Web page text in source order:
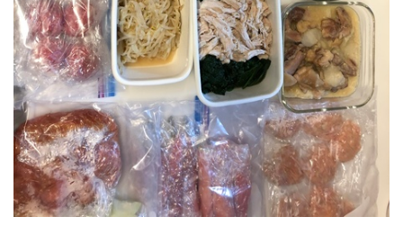
○アクアパッツァ
○ひじき煮
○鶏肉とほうれん草のお浸し
○豚汁
○ぶりの竜田揚げ
○鳥レバー甘辛煮
○鷄もも肉と里芋の味噌煮
○もやしのナムル
【冷凍】下ごしらえ
○野菜の肉巻き
○豚肉焼売